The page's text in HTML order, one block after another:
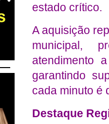
estado crítico.
A aquisição
municipal,
atendimento
garantindo
cada minuto é
Destaque